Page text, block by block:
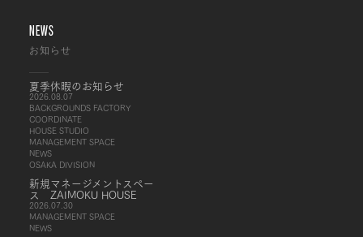
NEWS
お知らせ
夏季休暇のお知らせ
2026.08.07
BACKGROUNDS FACTORY
COORDINATE
HOUSE STUDIO
MANAGEMENT SPACE
NEWS
OSAKA DIVISION
新規マネージメントスペー
ス ZAIMOKU HOUSE
2026.07.30
MANAGEMENT SPACE
NEWS